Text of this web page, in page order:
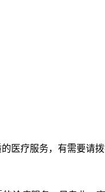
疗服务，有需要请拨